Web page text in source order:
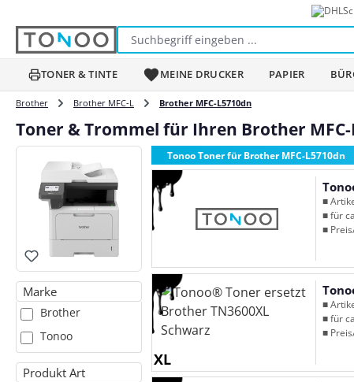
TONER & TINTE MEINE DRUCKER PAPIER
Brother Brother MFC-L Brother MFC-L5710dn
Toner & Trommel für Ihren Brother MFC-
Marke
Brother
Tonoo
Produkt Art
Tonoo Toner für Brother MFC-L5710dn
■
■ für
■
XL
■
■ für
■